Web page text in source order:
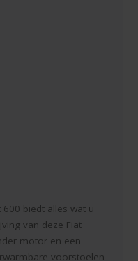
biedt alles wat u
van deze Fiat
motor en een
voorstoelen